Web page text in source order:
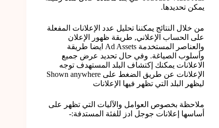
يمكن تحديدها.
من خلال النتائج يمكننا تحليل عدد الإعلانات المفعلة
على الحساب الإعلاني, طريقة ظهور الإعلان
والعناصر المستخدمة Ad Assets ايضا طريقة
وأسلوب الصياغة. وفي حال تحديد عرض جميع
الاعلانات يمكنك إكتشاف البلد المستهدف توجه
الإعلانات عن طريق الضغط على Shown anywhere
ليظهر البلد التي تظهر فيها الإعلانات
ملاحظة بخصوص العوامل والآليات التي تظهر على
أساسها إعلانات جوجل ادز للفئة المستدفة:-